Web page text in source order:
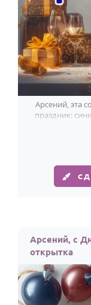
Арсений, эта
праздник:
Арсений, с
открытка